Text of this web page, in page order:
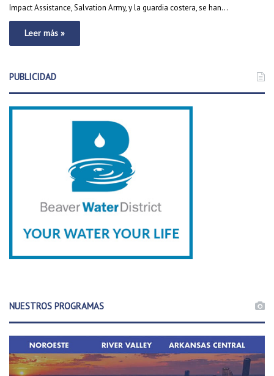
Impact Assistance, Salvation Army, y la guardia costera, se han…
Leer más »
PUBLICIDAD
NUESTROS PROGRAMAS